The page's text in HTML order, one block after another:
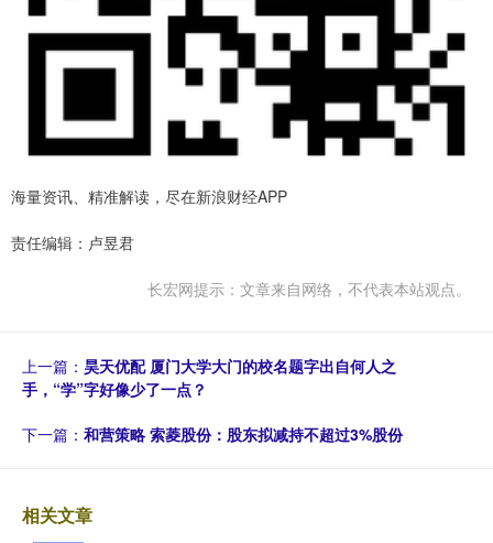
海量资讯、精准解读，尽在新浪财经APP
责任编辑：卢昱君
长宏网提示：文章来自网络，不代表本站观点。
上一篇： 昊天优配 厦门大学大门的校名题字出自何人之
手，“学”字好像少了一点？
下一篇： 和营策略 索菱股份：股东拟减持不超过3%股份
相关文章